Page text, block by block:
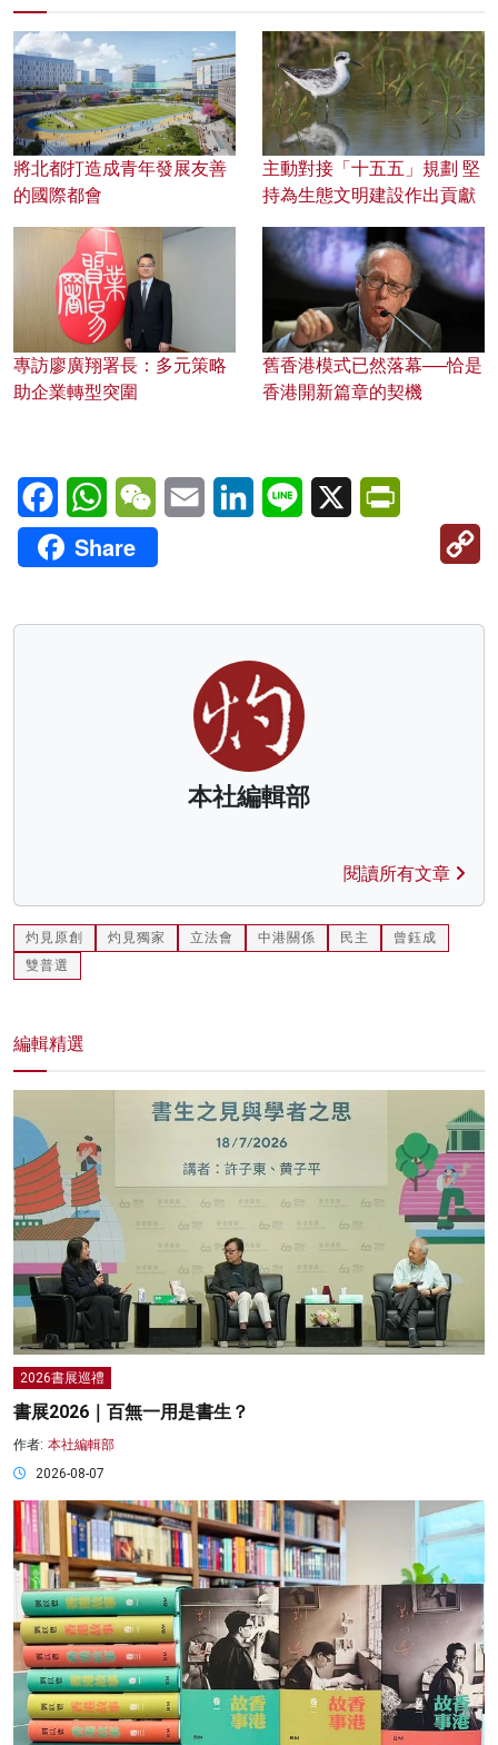
將北都打造成青年發展友善
的國際都會
主動對接「十五五」規劃 堅
持為生態文明建設作出貢獻
專訪廖廣翔署長：多元策略
助企業轉型突圍
舊香港模式已然落幕──恰是
香港開新篇章的契機
FacebookWhatsAppWeChatEmail LinkedInLine X
Share
本社編輯部
閱讀所有文章
灼見原創 灼見獨家 立法會 中港關係 民主
曾鈺成
雙普選
編輯精選
2026書展巡禮
書展2026｜百無一用是書生？
作者: 本社編輯部
2026-08-07